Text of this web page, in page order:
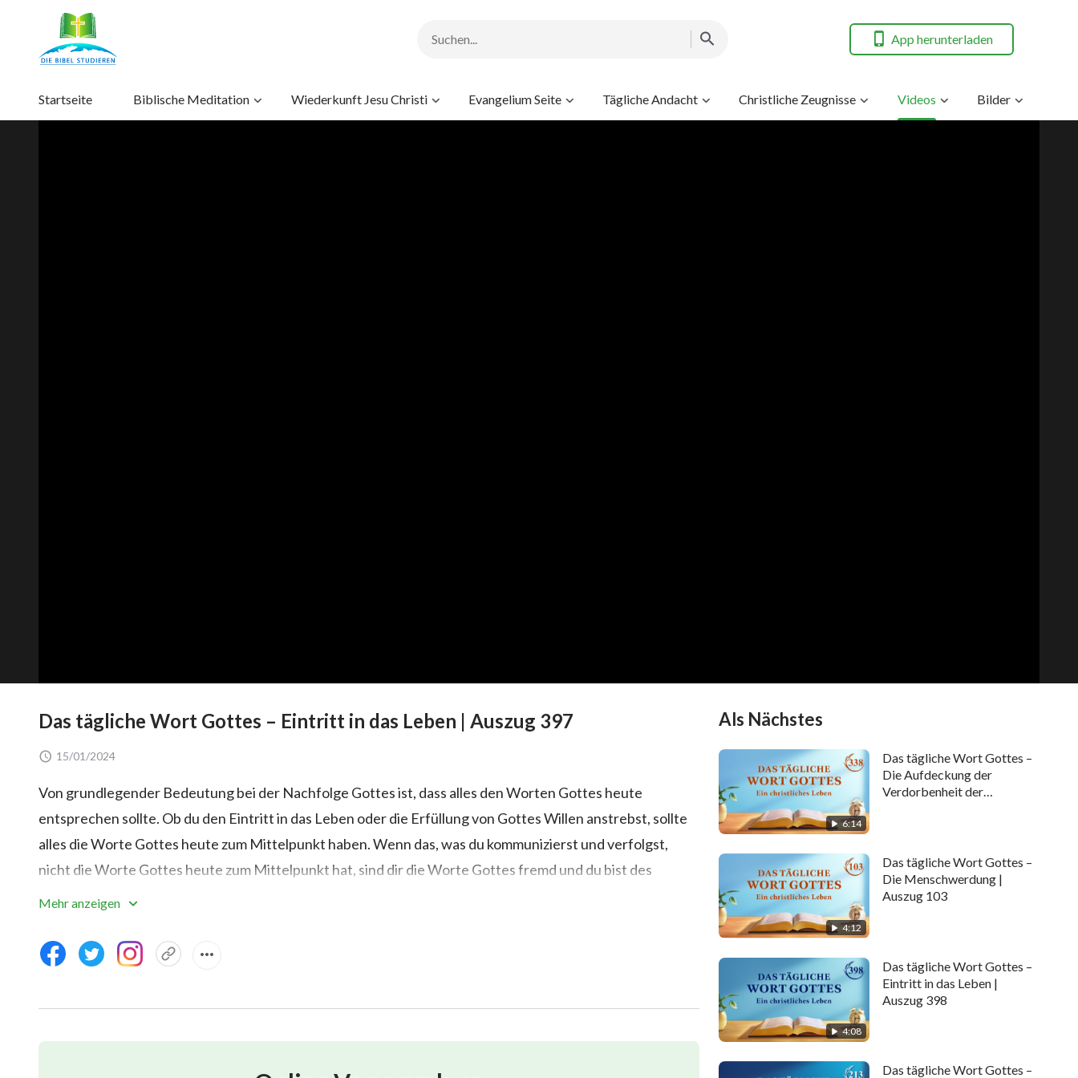
App herunterladen
Startseite Biblische Meditation Wiederkunft Jesu Christi Evangelium Seite Tägliche Andacht Christliche Zeugnisse Videos Bilder
Das tägliche Wort Gottes – Eintritt in das Leben | Auszug 397
15/01/2024
Von grundlegender Bedeutung bei der Nachfolge Gottes ist, dass alles den Worten Gottes heute
entsprechen sollte. Ob du den Eintritt in das Leben oder die Erfüllung von Gottes Willen anstrebst, sollte
alles die Worte Gottes heute zum Mittelpunkt haben. Wenn das, was du kommunizierst und verfolgst,
nicht die Worte Gottes heute zum Mittelpunkt hat, sind dir die Worte Gottes fremd und du bist des
Wirkens des Heiligen Geistes vollkommen beraubt. Was Gott möchte, sind Menschen die Seinen
nicht, und wenn du unfähig bist, solche Dinge abzulegen, werden sie ein gewaltiges Hindernis für deinen
Eintritt in die Zukunft sein. All jene, die fähig sind, dem gegenwärtigen Licht des Heiligen Geistes zu
Tage. Jene, die dem gegenwärtigen Wirken des Heiligen Geistes folgen können und die fähig sind, den
Mehr anzeigen
Als Nächstes
6:14
Das tägliche Wort Gottes –
Die Aufdeckung der
Verdorbenheit der
4:12
Das tägliche Wort Gottes –
Die Menschwerdung |
Auszug 103
4:08
Das tägliche Wort Gottes –
Eintritt in das Leben |
Auszug 398
Das tägliche Wort Gottes –